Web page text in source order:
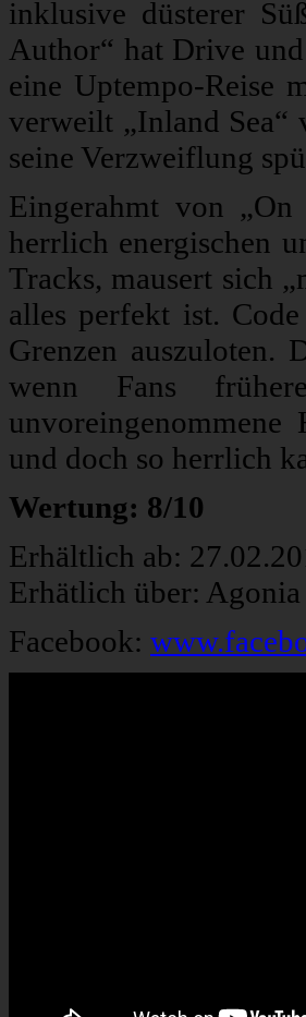
inklusive düsterer
Author“ hat Drive
eine Uptempo-Reise
verweilt „Inland Sea“
seine Verzweiflung
Eingerahmt von
herrlich energischen
Tracks, mausert sich
alles perfekt ist.
Grenzen auszuloten.
wenn Fans
unvoreingenommene
und doch so herrlich
Wertung: 8/10
Erhältlich ab:
Erhätlich über:
Facebook: